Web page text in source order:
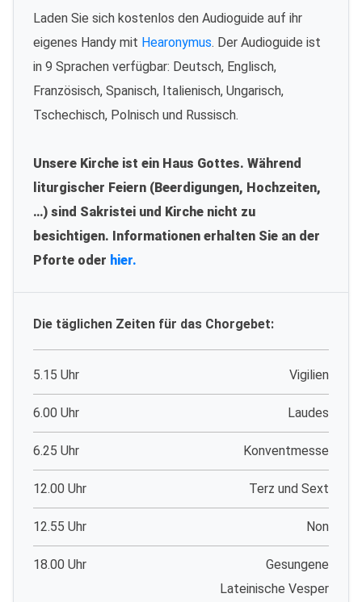
Laden Sie sich kostenlos den Audioguide auf ihr
eigenes Handy mit Hearonymus. Der Audioguide ist
in 9 Sprachen verfügbar: Deutsch, Englisch,
Französisch, Spanisch, Italienisch, Ungarisch,
Tschechisch, Polnisch und Russisch.
Unsere Kirche ist ein Haus Gottes. Während
liturgischer Feiern (Beerdigungen, Hochzeiten,
…) sind Sakristei und Kirche nicht zu
besichtigen. Informationen erhalten Sie an der
Pforte oder hier.
Die täglichen Zeiten für das Chorgebet:
5.15 Uhr Vigilien
6.00 Uhr Laudes
6.25 Uhr Konventmesse
12.00 Uhr Terz und Sext
12.55 Uhr Non
18.00 Uhr
Gesungene
Lateinische Vesper